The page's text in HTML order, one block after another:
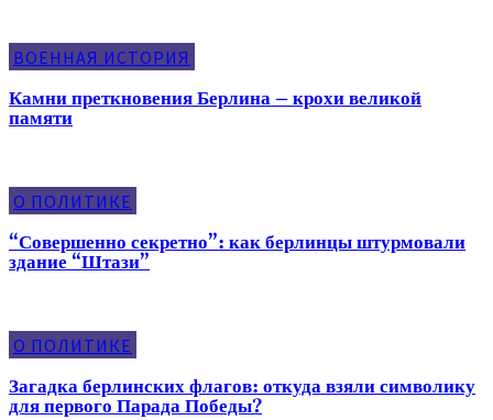
ВОЕННАЯ ИСТОРИЯ
Камни преткновения Берлина – крохи великой
памяти
О ПОЛИТИКЕ
“Совершенно секретно”: как берлинцы штурмовали
здание “Штази”
О ПОЛИТИКЕ
Загадка берлинских флагов: откуда взяли символику
для первого Парада Победы?